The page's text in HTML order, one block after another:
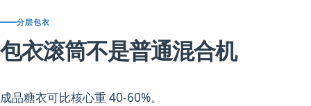
分层包衣
包衣滚筒不是普通混合机
成品糖衣可比核心重 40-60%。